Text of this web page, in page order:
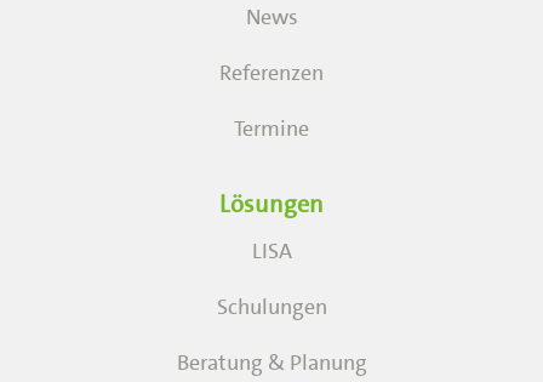
News
Referenzen
Termine
Lösungen
LISA
Schulungen
Beratung & Planung